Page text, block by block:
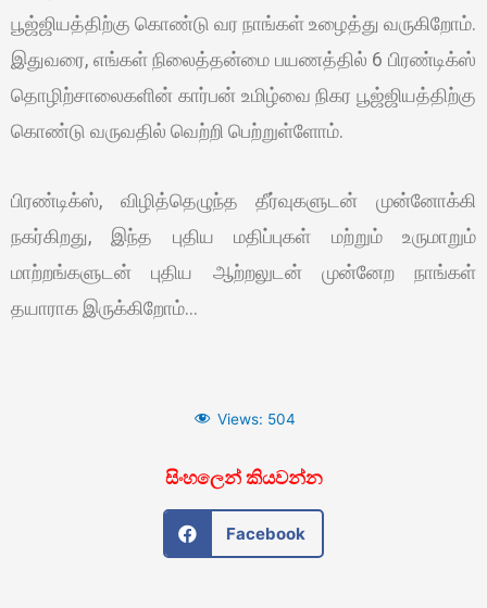
பூஜ்ஜியத்திற்கு கொண்டு வர நாங்கள் உழைத்து வருகிறோம்.
இதுவரை, எங்கள் நிலைத்தன்மை பயணத்தில் 6 பிரண்டிக்ஸ்
தொழிற்சாலைகளின் கார்பன் உமிழ்வை நிகர பூஜ்ஜியத்திற்கு
கொண்டு வருவதில் வெற்றி பெற்றுள்ளோம்.
பிரண்டிக்ஸ், விழித்தெழுந்த தீர்வுகளுடன் முன்னோக்கி
நகர்கிறது, இந்த புதிய மதிப்புகள் மற்றும் உருமாறும்
மாற்றங்களுடன் புதிய ஆற்றலுடன் முன்னேற நாங்கள்
தயாராக இருக்கிறோம்…
Views: 504
සිංහලෙන් කියවන්න
Facebook